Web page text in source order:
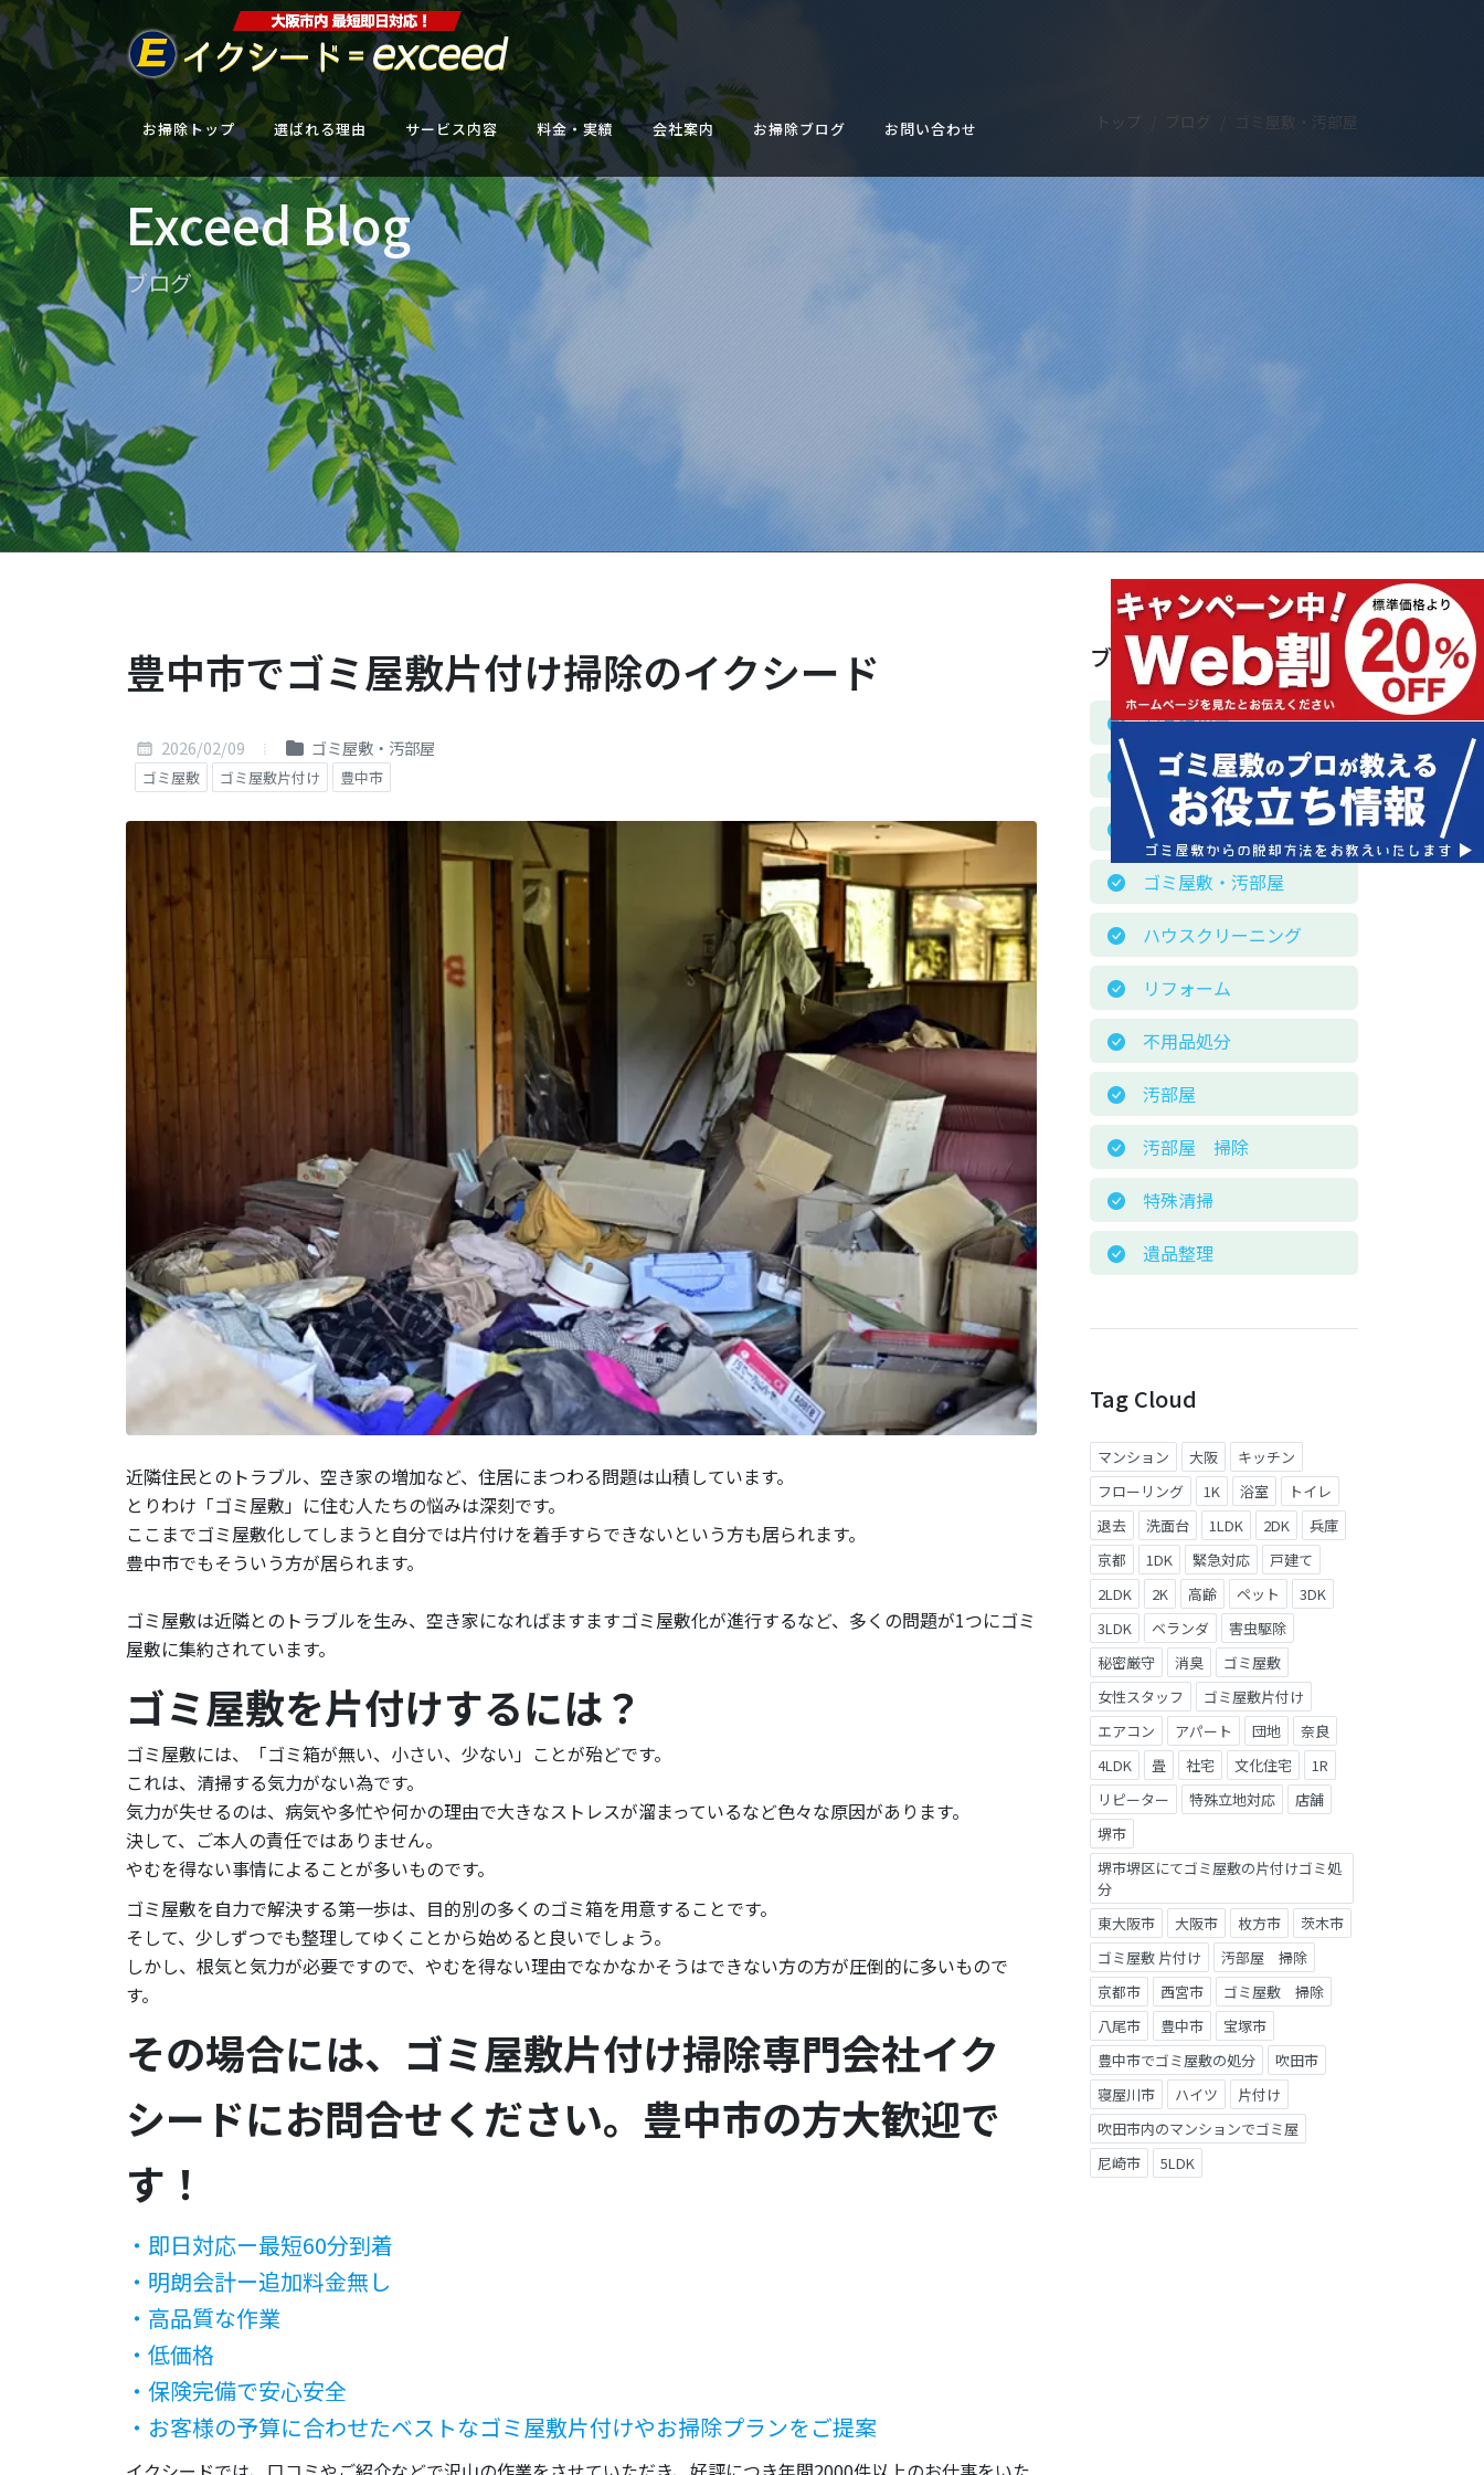
お掃除トップ 選ばれる理由 サービス内容 料金・実績 会社案内 お掃除ブログ お問い合わせ
Exceed Blog
ブログ
トップ ブログ ゴミ屋敷・汚部屋
豊中市でゴミ屋敷片付け掃除のイクシード
2026/02/09 ゴミ屋敷・汚部屋
ゴミ屋敷 ゴミ屋敷片付け 豊中市
近隣住民とのトラブル、空き家の増加など、住居にまつわる問題は山積しています。
とりわけ「ゴミ屋敷」に住む人たちの悩みは深刻です。
ここまでゴミ屋敷化してしまうと自分では片付けを着手すらできないという方も居られます。
豊中市でもそういう方が居られます。
ゴミ屋敷は近隣とのトラブルを生み、空き家になればますますゴミ屋敷化が進行するなど、多くの問題が1つにゴミ
屋敷に集約されています。
ゴミ屋敷を片付けするには？
ゴミ屋敷には、「ゴミ箱が無い、小さい、少ない」ことが殆どです。
これは、清掃する気力がない為です。
気力が失せるのは、病気や多忙や何かの理由で大きなストレスが溜まっているなど色々な原因があります。
決して、ご本人の責任ではありません。
やむを得ない事情によることが多いものです。
ゴミ屋敷を自力で解決する第一歩は、目的別の多くのゴミ箱を用意することです。
そして、少しずつでも整理してゆくことから始めると良いでしょう。
しかし、根気と気力が必要ですので、やむを得ない理由でなかなかそうはできない方の方が圧倒的に多いもので
す。
その場合には、ゴミ屋敷片付け掃除専門会社イク
シードにお問合せください。豊中市の方大歓迎で
す！
・即日対応ー最短60分到着
・明朗会計ー追加料金無し
・高品質な作業
・低価格
・保険完備で安心安全
・お客様の予算に合わせたベストなゴミ屋敷片付けやお掃除プランをご提案
ブログカテゴリー
お客様の声
お役立ち情報
お知らせ
ゴミ屋敷・汚部屋
ハウスクリーニング
リフォーム
不用品処分
汚部屋
汚部屋 掃除
特殊清掃
遺品整理
Tag Cloud
マンション 大阪
キッチン
フローリング
1K 浴室
トイレ
退去
洗面台 1LDK 2DK
兵庫
京都
1DK 緊急対応
戸建て
2LDK
2K 高齢 ペット
3DK
3LDK
ベランダ
害虫駆除
秘密厳守
消臭
ゴミ屋敷
女性スタッフ
ゴミ屋敷片付け
エアコン
アパート 団地
奈良
4LDK
畳 社宅 文化住宅
1R
リピーター
特殊立地対応
店舗
堺市
堺市堺区にてゴミ屋敷の片付けゴミ処
分
東大阪市
大阪市 枚方市
茨木市
ゴミ屋敷 片付け
汚部屋 掃除
京都市
西宮市
ゴミ屋敷 掃除
八尾市
豊中市
宝塚市
豊中市でゴミ屋敷の処分
吹田市
寝屋川市
ハイツ
片付け
吹田市内のマンションでゴミ屋
尼崎市
5LDK